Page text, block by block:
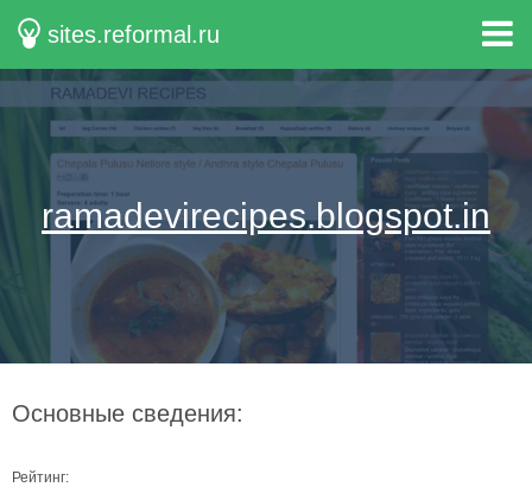
sites.reformal.ru
ramadevirecipes.blogspot.in
Основные сведения:
Рейтинг: